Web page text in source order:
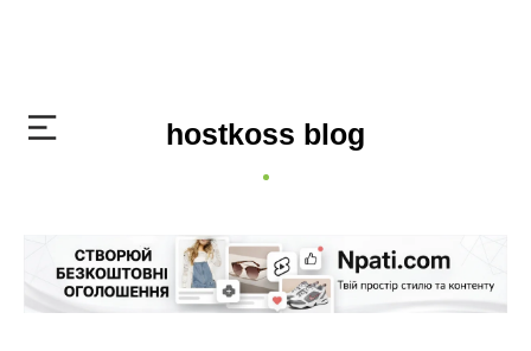
hostkoss blog